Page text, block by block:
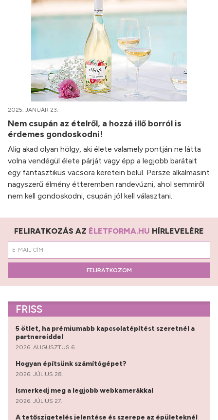
2025. JANUÁR 23.
Nem csupán az ételről, a hozzá illő borról is
érdemes gondoskodni!
Alig akad olyan hölgy, aki élete valamely pontján ne látta
volna vendégül élete párját vagy épp a legjobb barátait
egy fantasztikus vacsora keretein belül. Persze alkalmasint
nagyszerű élmény étteremben randevúzni, ahol semmiről
nem kell gondoskodni, csupán jól kell választani.
FELIRATKOZÁS AZ ÉLETFORMA.HU HÍRLEVELÉRE
FELIRATKOZOM
FRISS
5 ötlet, ha prémiumabb kapcsolatépítést szeretnél a
partnereiddel
2026. AUGUSZTUS 6.
Hogyan építsünk számítógépet?
2026. JÚLIUS 28.
Ismerkedj meg a legjobb webkamerákkal
2026. JÚLIUS 27.
A tetőszigetelés jelentése és szerepe az épületeknél